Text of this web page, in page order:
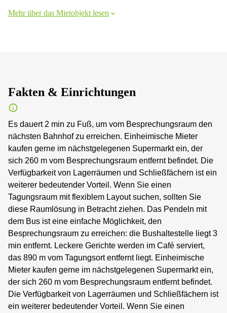
Mehr über das Mietobjekt lesen
Fakten & Einrichtungen
Es dauert 2 min zu Fuß, um vom Besprechungsraum den
nächsten Bahnhof zu erreichen. Einheimische Mieter
kaufen gerne im nächstgelegenen Supermarkt ein, der
sich 260 m vom Besprechungsraum entfernt befindet. Die
Verfügbarkeit von Lagerräumen und Schließfächern ist ein
weiterer bedeutender Vorteil. Wenn Sie einen
Tagungsraum mit flexiblem Layout suchen, sollten Sie
diese Raumlösung in Betracht ziehen. Das Pendeln mit
dem Bus ist eine einfache Möglichkeit, den
Besprechungsraum zu erreichen: die Bushaltestelle liegt 3
min entfernt. Leckere Gerichte werden im Café serviert,
das 890 m vom Tagungsort entfernt liegt. Einheimische
Mieter kaufen gerne im nächstgelegenen Supermarkt ein,
der sich 260 m vom Besprechungsraum entfernt befindet.
Die Verfügbarkeit von Lagerräumen und Schließfächern ist
ein weiterer bedeutender Vorteil. Wenn Sie einen